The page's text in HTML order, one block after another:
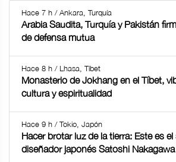
Hace 7 h / Ankara, Turquía
Arabia Saudita, Turquía y Pakistán
de defensa mutua
Hace 8 h / Lhasa, Tíbet
Monasterio de Jokhang en el Tíbet,
cultura y espiritualidad
Hace 9 h / Tokio, Japón
Hacer brotar luz de la tierra: Este es
diseñador japonés Satoshi Nakagawa